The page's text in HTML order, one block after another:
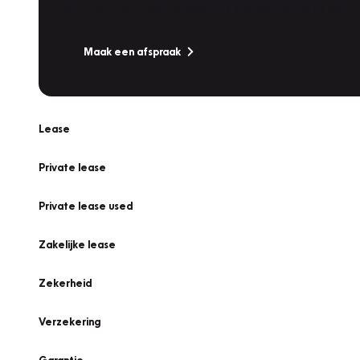
Maak een afspraak
Lease
Private lease
Private lease used
Zakelijke lease
Zekerheid
Verzekering